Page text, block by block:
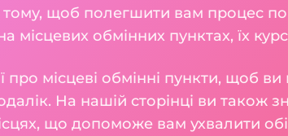
тому, щоб полегшити вам процес
обмінних пунктах, їх
про місцеві обмінні пункти, щоб
На нашій сторінці ви також
що допоможе вам ухвалити